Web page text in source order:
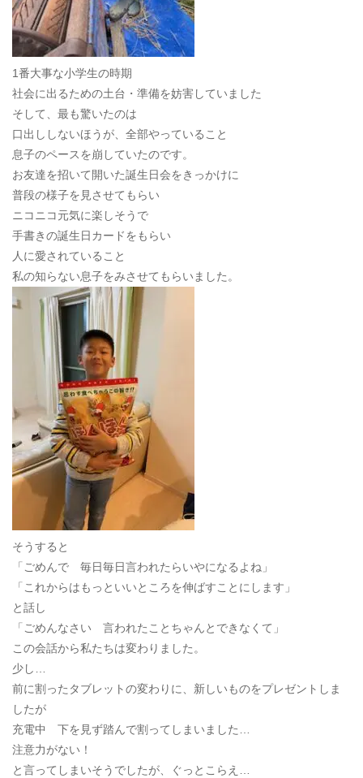
1番大事な小学生の時期
社会に出るための土台・準備を妨害していました
そして、最も驚いたのは
口出ししないほうが、全部やっていること
息子のペースを崩していたのです。
お友達を招いて開いた誕生日会をきっかけに
普段の様子を見させてもらい
ニコニコ元気に楽しそうで
手書きの誕生日カードをもらい
人に愛されていること
私の知らない息子をみさせてもらいました。
そうすると
「ごめんで 毎日毎日言われたらいやになるよね」
「これからはもっといいところを伸ばすことにします」
と話し
「ごめんなさい 言われたことちゃんとできなくて」
この会話から私たちは変わりました。
少し…
前に割ったタブレットの変わりに、新しいものをプレゼントしま
したが
充電中 下を見ず踏んで割ってしまいました…
注意力がない！
と言ってしまいそうでしたが、ぐっとこらえ…